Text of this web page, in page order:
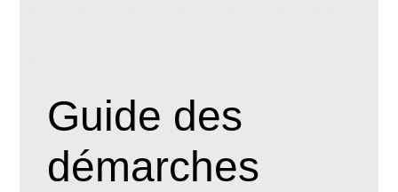
Guide des
démarches